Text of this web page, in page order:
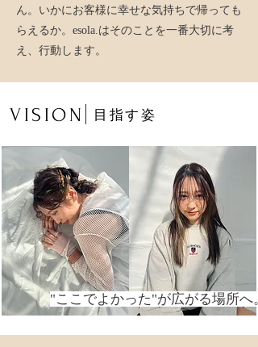
ん。いかにお客様に幸せな気持ちで帰っても
らえるか。esola.はそのことを一番大切に考
え、行動します。
​目指す姿
VISION
​"ここでよかった"が広がる場所へ。